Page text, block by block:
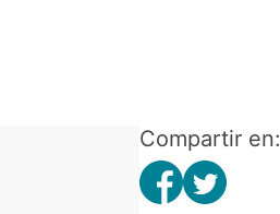
Compartir en: